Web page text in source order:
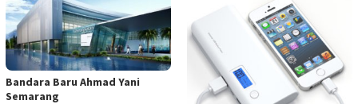
Bandara Baru Ahmad Yani
Semarang